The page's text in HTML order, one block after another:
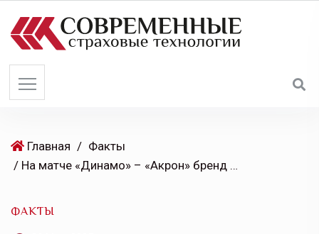
Главная / Факты
/ На матче «Динамо» – «Акрон» бренд Changan, представленный в АвтоСпецЦентр Внуково, презентовал автомобиль UNI-S
ФАКТЫ